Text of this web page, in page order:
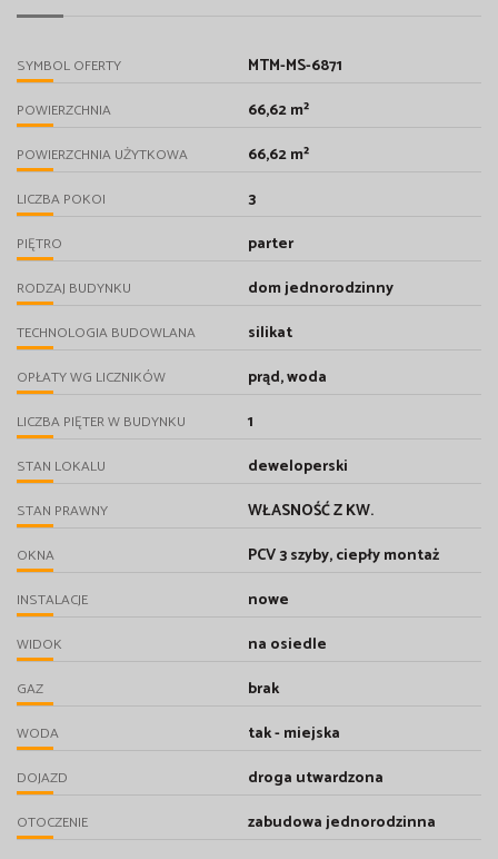
SYMBOL OFERTY MTM-MS-6871
POWIERZCHNIA 66,62 m²
POWIERZCHNIA UŻYTKOWA 66,62 m²
LICZBA POKOI 3
PIĘTRO parter
RODZAJ BUDYNKU dom jednorodzinny
TECHNOLOGIA BUDOWLANA silikat
OPŁATY WG LICZNIKÓW prąd, woda
LICZBA PIĘTER W BUDYNKU 1
STAN LOKALU deweloperski
STAN PRAWNY WŁASNOŚĆ Z KW.
OKNA PCV 3 szyby, ciepły montaż
INSTALACJE nowe
WIDOK na osiedle
GAZ brak
WODA tak - miejska
DOJAZD droga utwardzona
OTOCZENIE zabudowa jednorodzinna